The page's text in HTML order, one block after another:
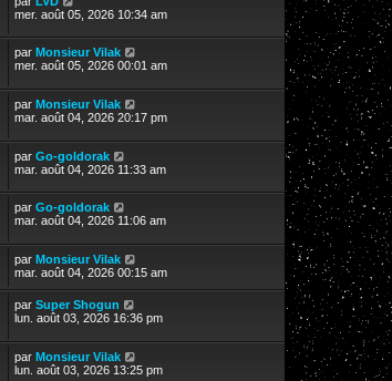
mer. août 05, 2026 10:34 am
par Monsieur Vilak
mer. août 05, 2026 00:01 am
par Monsieur Vilak
mar. août 04, 2026 20:17 pm
par Go-goldorak
mar. août 04, 2026 11:33 am
par Go-goldorak
mar. août 04, 2026 11:06 am
par Monsieur Vilak
mar. août 04, 2026 00:15 am
par Super Shogun
lun. août 03, 2026 16:36 pm
par Monsieur Vilak
lun. août 03, 2026 13:25 pm